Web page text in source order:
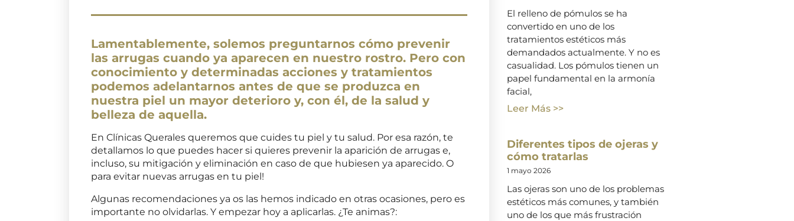
Lamentablemente, solemos preguntarnos cómo prevenir
las arrugas cuando ya aparecen en nuestro rostro. Pero con
conocimiento y determinadas acciones y tratamientos
podemos adelantarnos antes de que se produzca en
nuestra piel un mayor deterioro y, con él, de la salud y
belleza de aquella.
En Clínicas Querales queremos que cuides tu piel y tu salud. Por esa razón, te
detallamos lo que puedes hacer si quieres prevenir la aparición de arrugas e,
incluso, su mitigación y eliminación en caso de que hubiesen ya aparecido. O
para evitar nuevas arrugas en tu piel!
Algunas recomendaciones ya os las hemos indicado en otras ocasiones, pero es
importante no olvidarlas. Y empezar hoy a aplicarlas. ¿Te animas?:
El relleno de pómulos se ha
convertido en uno de los
tratamientos estéticos más
demandados actualmente. Y no es
casualidad. Los pómulos tienen un
papel fundamental en la armonía
facial,
Leer Más >>
Diferentes tipos de ojeras y
cómo tratarlas
1 mayo 2026
Las ojeras son uno de los problemas
estéticos más comunes, y también
uno de los que más frustración